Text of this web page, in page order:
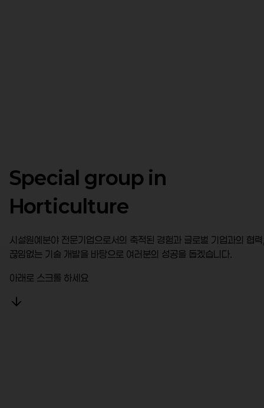
Special group in
Horticulture
시설원예분야 전문기업으로서의 축적된 경험과 글로벌 기업과의 협
끊임없는 기술 개발을 바탕으로 여러분의 성공을 돕겠습니다.
아래로 스크롤 하세요